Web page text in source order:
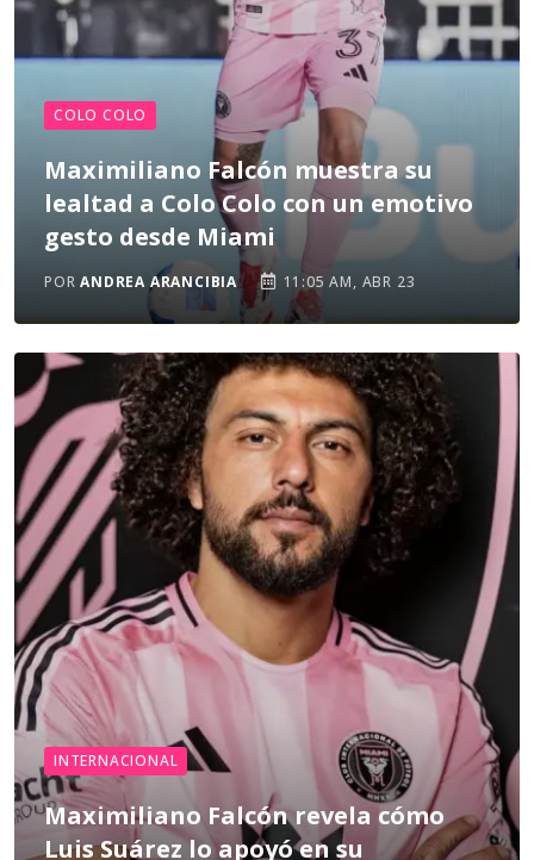
COLO COLO
Maximiliano Falcón muestra su
lealtad a Colo Colo con un emotivo
gesto desde Miami
PORANDREA ARANCIBIA 11:05 AM, ABR 23
INTERNACIONAL
Maximiliano Falcón revela cómo
Luis Suárez lo apoyó en su